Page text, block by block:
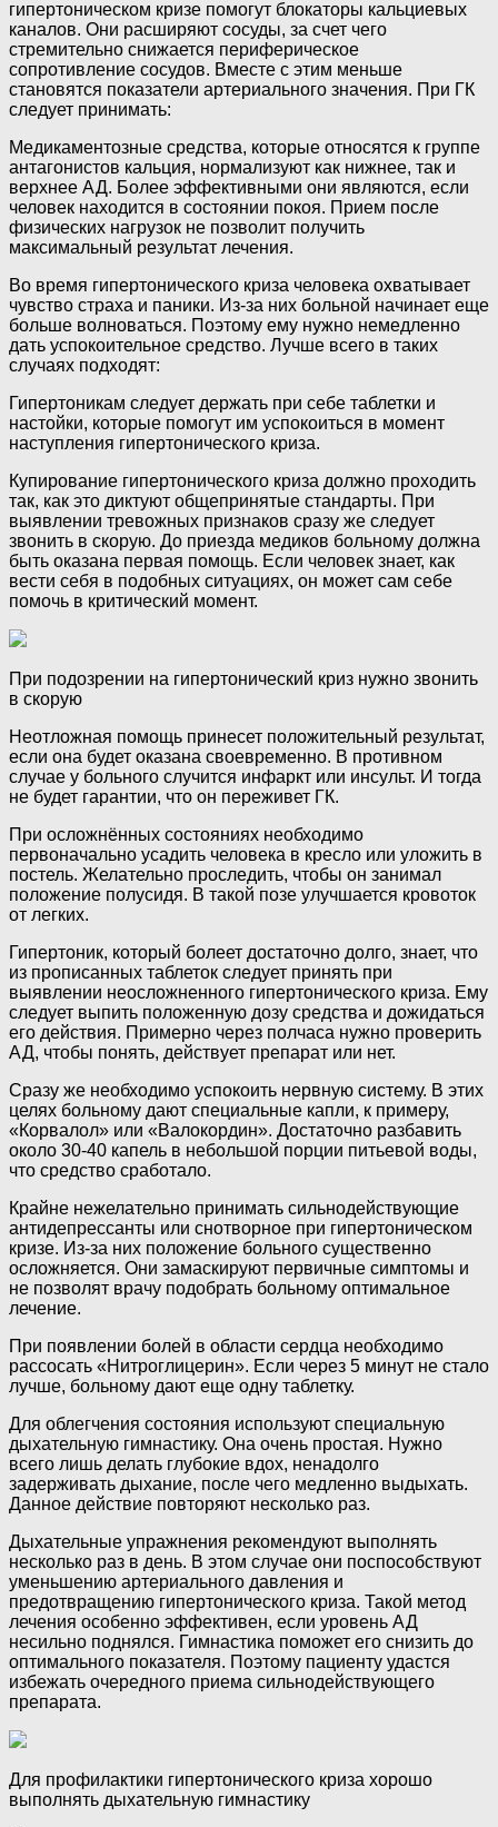
гипертоническом кризе помогут блокаторы кальциевых
каналов. Они расширяют сосуды, за счет чего
стремительно снижается периферическое
сопротивление сосудов. Вместе с этим меньше
становятся показатели артериального значения. При ГК
следует принимать:
Медикаментозные средства, которые относятся к группе
антагонистов кальция, нормализуют как нижнее, так и
верхнее АД. Более эффективными они являются, если
человек находится в состоянии покоя. Прием после
физических нагрузок не позволит получить
максимальный результат лечения.
Во время гипертонического криза человека охватывает
чувство страха и паники. Из-за них больной начинает еще
больше волноваться. Поэтому ему нужно немедленно
дать успокоительное средство. Лучше всего в таких
случаях подходят:
Гипертоникам следует держать при себе таблетки и
настойки, которые помогут им успокоиться в момент
наступления гипертонического криза.
Купирование гипертонического криза должно проходить
так, как это диктуют общепринятые стандарты. При
выявлении тревожных признаков сразу же следует
звонить в скорую. До приезда медиков больному должна
быть оказана первая помощь. Если человек знает, как
вести себя в подобных ситуациях, он может сам себе
помочь в критический момент.
При подозрении на гипертонический криз нужно звонить
в скорую
Неотложная помощь принесет положительный результат,
если она будет оказана своевременно. В противном
случае у больного случится инфаркт или инсульт. И тогда
не будет гарантии, что он переживет ГК.
При осложнённых состояниях необходимо
первоначально усадить человека в кресло или уложить в
постель. Желательно проследить, чтобы он занимал
положение полусидя. В такой позе улучшается кровоток
от легких.
Гипертоник, который болеет достаточно долго, знает, что
из прописанных таблеток следует принять при
выявлении неосложненного гипертонического криза. Ему
следует выпить положенную дозу средства и дожидаться
его действия. Примерно через полчаса нужно проверить
АД, чтобы понять, действует препарат или нет.
Сразу же необходимо успокоить нервную систему. В этих
целях больному дают специальные капли, к примеру,
«Корвалол» или «Валокордин». Достаточно разбавить
около 30-40 капель в небольшой порции питьевой воды,
что средство сработало.
Крайне нежелательно принимать сильнодействующие
антидепрессанты или снотворное при гипертоническом
кризе. Из-за них положение больного существенно
осложняется. Они замаскируют первичные симптомы и
не позволят врачу подобрать больному оптимальное
лечение.
При появлении болей в области сердца необходимо
рассосать «Нитроглицерин». Если через 5 минут не стало
лучше, больному дают еще одну таблетку.
Для облегчения состояния используют специальную
дыхательную гимнастику. Она очень простая. Нужно
всего лишь делать глубокие вдох, ненадолго
задерживать дыхание, после чего медленно выдыхать.
Данное действие повторяют несколько раз.
Дыхательные упражнения рекомендуют выполнять
несколько раз в день. В этом случае они поспособствуют
уменьшению артериального давления и
предотвращению гипертонического криза. Такой метод
лечения особенно эффективен, если уровень АД
несильно поднялся. Гимнастика поможет его снизить до
оптимального показателя. Поэтому пациенту удастся
избежать очередного приема сильнодействующего
препарата.
Для профилактики гипертонического криза хорошо
выполнять дыхательную гимнастику